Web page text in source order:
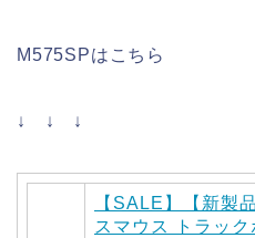
M575SPはこちら
↓ ↓ ↓
【SALE】【新製
スマウス トラッ